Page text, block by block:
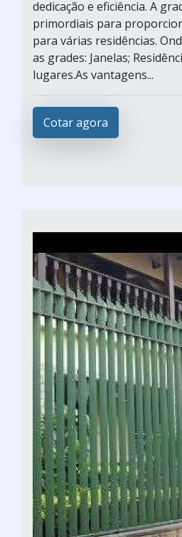
dedicação e eficiência. A
primordiais para
para várias residências.
as grades: Janelas;
lugares.As vantagens...
Cotar agora